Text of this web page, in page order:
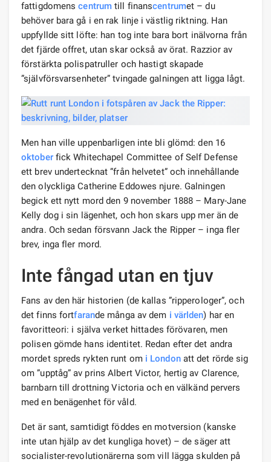
fattigdomenscentrum till finanscentrumet – du
behöver bara gå i en rak linje i västlig riktning. Han
uppfyllde sitt löfte: han tog inte bara bort inälvorna från
det fjärde offret, utan skar också av örat. Razzior av
förstärkta polispatruller och hastigt skapade
”självförsvarsenheter” tvingade galningen att ligga lågt.
Men han ville uppenbarligen inte bli glömd: den 16
oktoberfick Whitechapel Committee of Self Defense
ett brev undertecknat ”från helvetet” och innehållande
den olyckliga Catherine Eddowes njure. Galningen
begick ett nytt mord den 9 november 1888 – Mary-Jane
Kelly dog ​​i sin lägenhet, och hon skars upp mer än de
andra. Och sedan försvann Jack the Ripper – inga fler
brev, inga fler mord.
Inte fångad utan en tjuv
Fans av den här historien (de kallas ”ripperologer”, och
det finns fortfarande många av dem i världen) har en
favoritteori: i själva verket hittades förövaren, men
polisen gömde hans identitet. Redan efter det andra
mordet spreds rykten runt om i Londonatt det rörde sig
om ”upptåg” av prins Albert Victor, hertig av Clarence,
barnbarn till drottning Victoria och en välkänd pervers
med en benägenhet för våld.
Det är sant, samtidigt föddes en motversion (kanske
inte utan hjälp av det kungliga hovet) – de säger att
socialister-revolutionärerna som vill lägga skulden på